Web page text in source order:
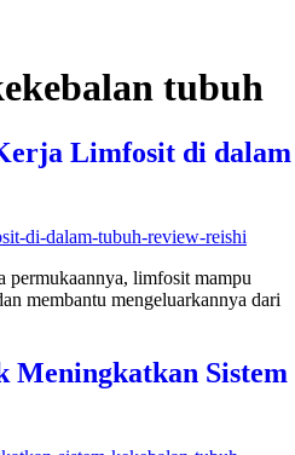
tubuh
Limfosit di dalam
permukaannya, limfosit mampu
membantu mengeluarkannya dari
Meningkatkan Sistem